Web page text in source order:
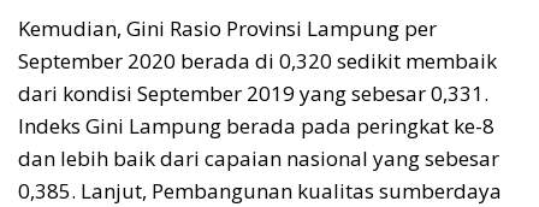
Kemudian, Gini Rasio Provinsi Lampung per
September 2020 berada di 0,320 sedikit membaik
dari kondisi September 2019 yang sebesar 0,331.
Indeks Gini Lampung berada pada peringkat ke-8
dan lebih baik dari capaian nasional yang sebesar
0,385. Lanjut, Pembangunan kualitas sumberdaya